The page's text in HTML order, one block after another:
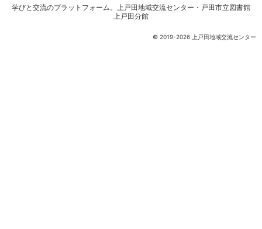
© 2019-2026 上戸田地域交流センター
学びと交流のプラットフォーム。
上戸田地域交流センター・戸田市立図書館
上戸田分館